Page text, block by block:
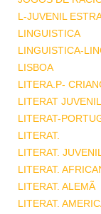
L-JUVENIL
LINGUISTICA
LINGUISTICA-
LISBOA
LITERA.P-
LITERAT
LITERAT-
LITERAT.
LITERAT. JUVENIL
LITERAT.
LITERAT. ALEMÃ
LITERAT.